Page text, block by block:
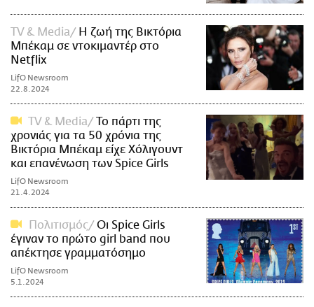
TV & Media
H ζωή της Bικτόρια
Μπέκαμ σε ντοκιμαντέρ στο
Netflix
LifO Newsroom
22.8.2024
TV & Media
Το πάρτι της
χρονιάς για τα 50 χρόνια της
Βικτόρια Μπέκαμ είχε Χόλιγουντ
και επανένωση των Spice Girls
LifO Newsroom
21.4.2024
Πολιτισμός
Οι Spice Girls
έγιναν το πρώτο girl band που
απέκτησε γραμματόσημο
LifO Newsroom
5.1.2024